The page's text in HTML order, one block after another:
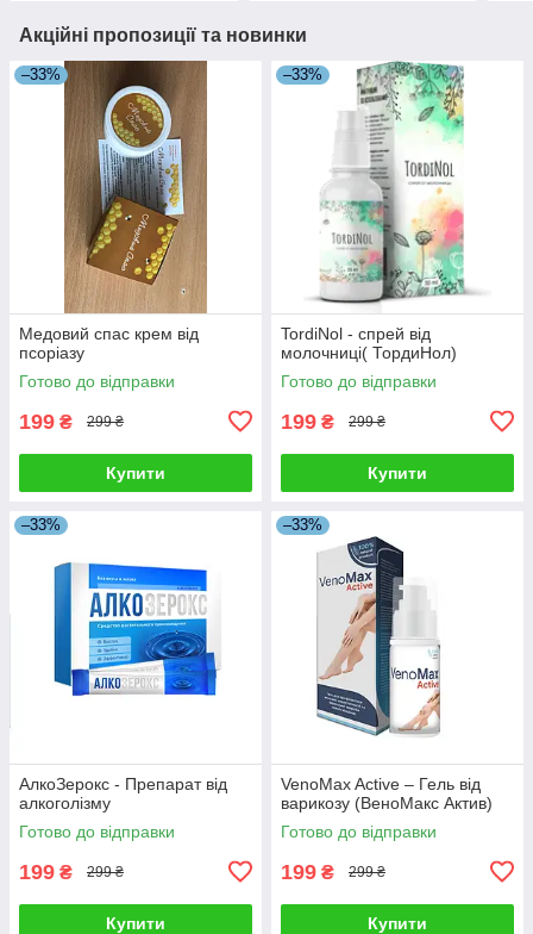
Акційні пропозиції та новинки
–33%
Медовий спас крем від
псоріазу
Готово до відправки
199 ₴ 299 ₴
Купити
–33%
TordiNol - спрей від
молочниці( ТордиНол)
Готово до відправки
199 ₴ 299 ₴
Купити
–33%
АлкоЗерокс - Препарат від
алкоголізму
Готово до відправки
199 ₴ 299 ₴
Купити
–33%
VenoMax Active – Гель від
варикозу (ВеноМакс Актив)
Готово до відправки
199 ₴ 299 ₴
Купити